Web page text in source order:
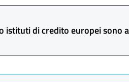
già essere interamente versato
della stessa ai sensi dell’art. 2
istituti di credito europei sono
istituti di credito europei